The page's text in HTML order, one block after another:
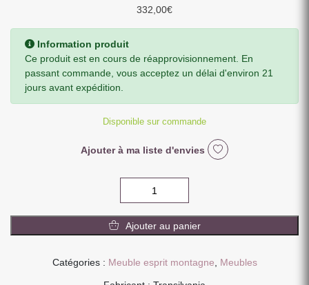
332,00€
Information produit
Ce produit est en cours de réapprovisionnement. En
passant commande, vous acceptez un délai d'environ 21
jours avant expédition.
Disponible sur commande
Ajouter à ma liste d'envies
MEUBLE
CONFITURIER
Ajouter au panier
Catégories : Meuble esprit montagne, Meubles